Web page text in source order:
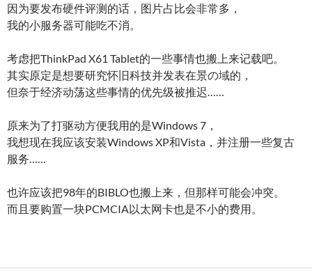
因为要发布硬件评测的话，图片占比会非常多，
我的小服务器可能吃不消。
考虑把ThinkPad X61 Tablet的一些事情也搬上来记载吧。
其实原定是想要研究怀旧科技并发表在景の域的，
但奈于经济动荡这些事情的优先级被推迟……
原来为了打驱动方便我用的是Windows 7，
我想现在我应该安装Windows XP和Vista，并注册一些复古
服务……
也许应该把98年的BIBLO也搬上来，但那样可能会冲突。
而且要购置一块PCMCIA以太网卡也是不小的费用。